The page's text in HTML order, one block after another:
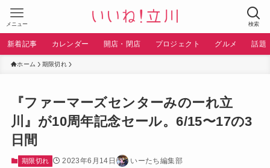
検索
メニュー
新着記事 カレンダー 開店・閉店 プロジェクト グルメ 話題
ホーム 期限切れ
『ファーマーズセンターみのーれ立
川』が10周年記念セール。6/15〜17の3
日間
期限切れ 2023年6月14日 いーたち編集部